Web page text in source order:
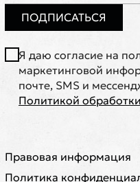
ПОДПИСАТЬСЯ
Я даю согласие на
маркетинговой
почте, SMS и
Политикой
Правовая информация
Политика